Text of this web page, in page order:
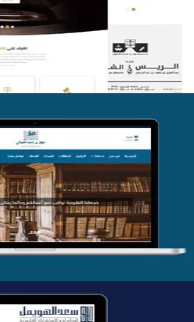
التفاصيل
موقع فواز المبكي
التفاصيل